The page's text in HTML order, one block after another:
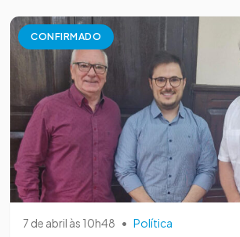
CONFIRMADO
7 de abril às 10h48 • Política